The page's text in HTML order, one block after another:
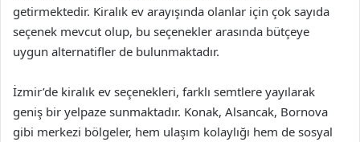
getirmektedir. Kiralık ev arayışında olanlar için çok sayıda
seçenek mevcut olup, bu seçenekler arasında bütçeye
uygun alternatifler de bulunmaktadır.
İzmir’de kiralık ev seçenekleri, farklı semtlere yayılarak
geniş bir yelpaze sunmaktadır. Konak, Alsancak, Bornova
gibi merkezi bölgeler, hem ulaşım kolaylığı hem de sosyal